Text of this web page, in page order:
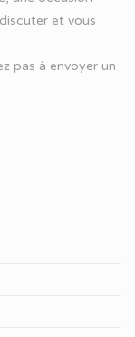
et vous
pas à envoyer un